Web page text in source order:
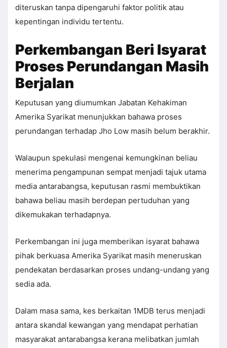
diteruskan tanpa dipengaruhi faktor politik atau
kepentingan individu tertentu.
Perkembangan Beri Isyarat
Proses Perundangan Masih
Berjalan
Keputusan yang diumumkan Jabatan Kehakiman
Amerika Syarikat menunjukkan bahawa proses
perundangan terhadap Jho Low masih belum berakhir.
Walaupun spekulasi mengenai kemungkinan beliau
menerima pengampunan sempat menjadi tajuk utama
media antarabangsa, keputusan rasmi membuktikan
bahawa beliau masih berdepan pertuduhan yang
dikemukakan terhadapnya.
Perkembangan ini juga memberikan isyarat bahawa
pihak berkuasa Amerika Syarikat masih meneruskan
pendekatan berdasarkan proses undang-undang yang
sedia ada.
Dalam masa sama, kes berkaitan 1MDB terus menjadi
antara skandal kewangan yang mendapat perhatian
masyarakat antarabangsa kerana melibatkan jumlah